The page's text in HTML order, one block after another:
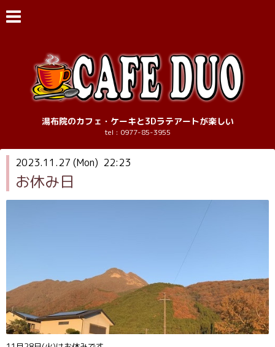
湯布院のカフェ・ケーキと3Dラテアートが楽しい
tel : 0977-85-3955
2023.11.27 (Mon) 22:23
お休み日